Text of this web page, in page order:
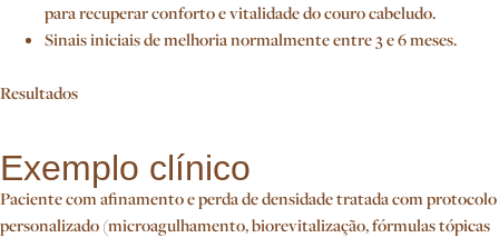
para recuperar conforto e vitalidade do couro cabeludo.
Sinais iniciais de melhoria normalmente entre 3 e 6 meses.
Resultados
Exemplo clínico
Paciente com afinamento e perda de densidade tratada com protocolo
personalizado (microagulhamento, biorevitalização, fórmulas tópicas